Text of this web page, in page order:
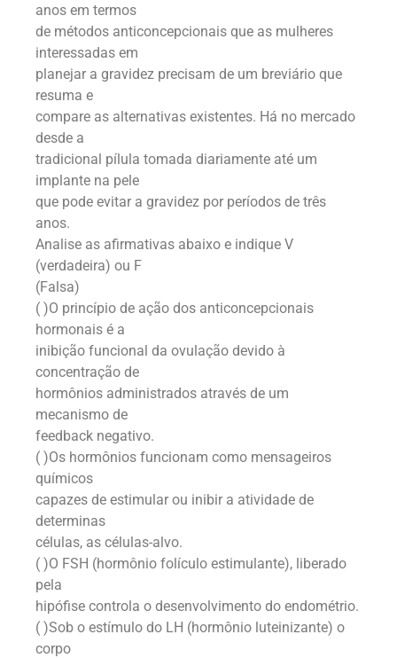
anos em termos
de métodos anticoncepcionais que as mulheres
interessadas em
planejar a gravidez precisam de um breviário que
resuma e
compare as alternativas existentes. Há no mercado
desde a
tradicional pílula tomada diariamente até um
implante na pele
que pode evitar a gravidez por períodos de três
anos.
Analise as afirmativas abaixo e indique V
(verdadeira) ou F
(Falsa)
( )O princípio de ação dos anticoncepcionais
hormonais é a
inibição funcional da ovulação devido à
concentração de
hormônios administrados através de um
mecanismo de
feedback negativo.
( )Os hormônios funcionam como mensageiros
químicos
capazes de estimular ou inibir a atividade de
determinas
células, as células-alvo.
( )O FSH (hormônio folículo estimulante), liberado
pela
hipófise controla o desenvolvimento do endométrio.
( )Sob o estímulo do LH (hormônio luteinizante) o
corpo